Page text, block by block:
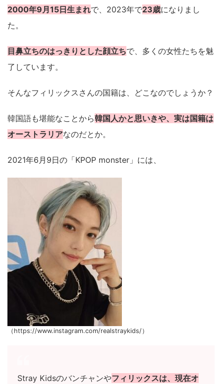
2000年9月15日生まれで、2023年で23歳になりまし
た。
目鼻立ちのはっきりとした顔立ちで、多くの女性たちを魅
了しています。
そんなフィリックスさんの国籍は、どこなのでしょうか？
韓国語も堪能なことから韓国人かと思いきや、実は国籍は
オーストラリアなのだとか。
2021年6月9日の「KPOP monster」には、
（https://www.instagram.com/realstraykids/）
Stray Kidsのバンチャンやフィリックスは、現在オ